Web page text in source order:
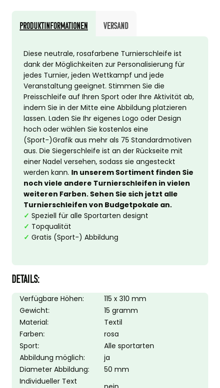
Diese neutrale, rosafarbene Turnierschleife ist
dank der Möglichkeiten zur Personalisierung für
jedes Turnier, jeden Wettkampf und jede
Veranstaltung geeignet. Stimmen Sie die
Preisschleife auf Ihren Sport oder Ihre Aktivität ab,
indem Sie in der Mitte eine Abbildung platzieren
lassen. Laden Sie Ihr eigenes Logo oder Design
hoch oder wählen Sie kostenlos eine
(Sport-)Grafik aus mehr als 75 Standardmotiven
aus. Die Siegerschleife ist an der Rückseite mit
einer Nadel versehen, sodass sie angesteckt
werden kann. In unserem Sortiment finden Sie
noch viele andere Turnierschleifen in vielen
weiteren Farben. Sehen Sie sich jetzt alle
Turnierschleifen von Budgetpokale an.
✓ Speziell für alle Sportarten designt
✓ Topqualität
✓ Gratis (Sport-) Abbildung
Produktinformationen Versand
DETAILS:
Verfügbare Höhen:
115 x 310 mm
Gewicht:
15 gramm
Material:
Textil
Farben:
rosa
Sport:
Alle sportarten
Abbildung möglich:
ja
Diameter Abbildung:
50 mm
Individueller Text